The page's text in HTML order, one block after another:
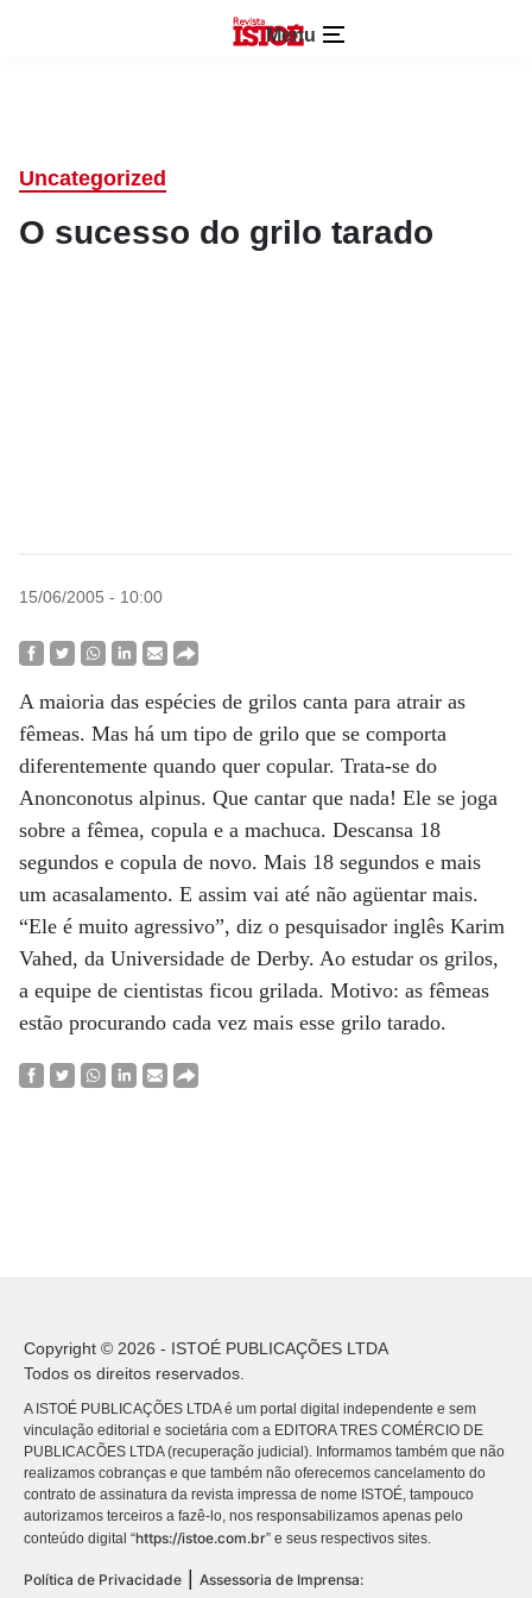
Menu
Uncategorized
O sucesso do grilo tarado
15/06/2005 - 10:00
A maioria das espécies de grilos canta para atrair as
fêmeas. Mas há um tipo de grilo que se comporta
diferentemente quando quer copular. Trata-se do
Anonconotus alpinus. Que cantar que nada! Ele se joga
sobre a fêmea, copula e a machuca. Descansa 18
segundos e copula de novo. Mais 18 segundos e mais
um acasalamento. E assim vai até não agüentar mais.
“Ele é muito agressivo”, diz o pesquisador inglês Karim
Vahed, da Universidade de Derby. Ao estudar os grilos,
a equipe de cientistas ficou grilada. Motivo: as fêmeas
estão procurando cada vez mais esse grilo tarado.
Copyright © 2026 - ISTOÉ PUBLICAÇÕES LTDA
Todos os direitos reservados.
A ISTOÉ PUBLICAÇÕES LTDA é um portal digital independente e sem
vinculação editorial e societária com a EDITORA TRES COMÉRCIO DE
PUBLICACÕES LTDA (recuperação judicial). Informamos também que não
realizamos cobranças e que também não oferecemos cancelamento do
contrato de assinatura da revista impressa de nome ISTOÉ, tampouco
autorizamos terceiros a fazê-lo, nos responsabilizamos apenas pelo
conteúdo digital “https://istoe.com.br” e seus respectivos sites.
Política de Privacidade Assessoria de Imprensa: